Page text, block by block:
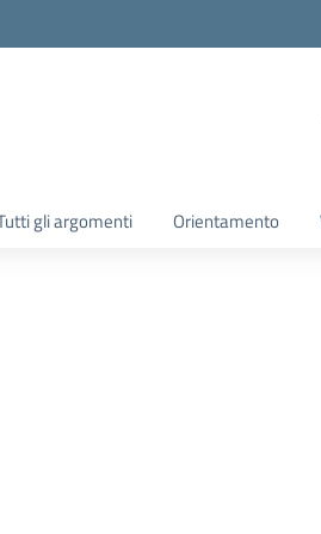
gli argomenti Orientamento